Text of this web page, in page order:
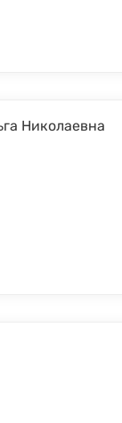
Николаевна